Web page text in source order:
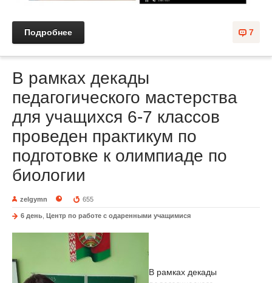
7
Подробнее
В рамках декады
педагогического мастерства
для учащихся 6-7 классов
проведен практикум по
подготовке к олимпиаде по
биологии
zelgymn 655
6 день Центр по работе с одаренными учащимися
В рамках декады